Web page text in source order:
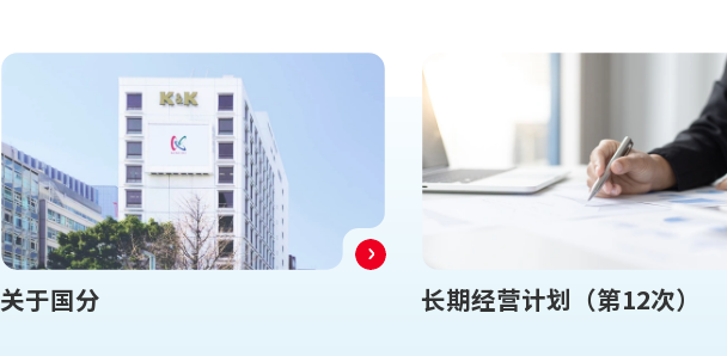
关于国分 长期经营计划（第12次）